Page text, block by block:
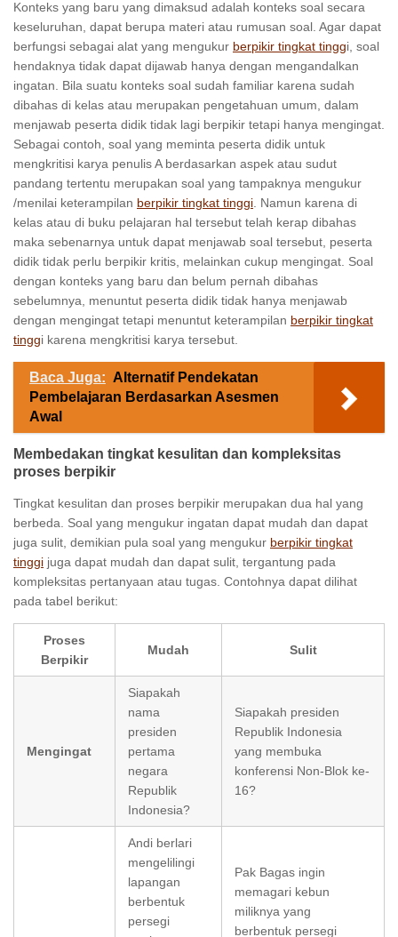
Konteks yang baru yang dimaksud adalah konteks soal secara
keseluruhan, dapat berupa materi atau rumusan soal. Agar dapat
berfungsi sebagai alat yang mengukur berpikir tingkat tinggi, soal
hendaknya tidak dapat dijawab hanya dengan mengandalkan
ingatan. Bila suatu konteks soal sudah familiar karena sudah
dibahas di kelas atau merupakan pengetahuan umum, dalam
menjawab peserta didik tidak lagi berpikir tetapi hanya mengingat.
Sebagai contoh, soal yang meminta peserta didik untuk
mengkritisi karya penulis A berdasarkan aspek atau sudut
pandang tertentu merupakan soal yang tampaknya mengukur
/menilai keterampilan berpikir tingkat tinggi . Namun karena di
kelas atau di buku pelajaran hal tersebut telah kerap dibahas
maka sebenarnya untuk dapat menjawab soal tersebut, peserta
didik tidak perlu berpikir kritis, melainkan cukup mengingat. Soal
dengan konteks yang baru dan belum pernah dibahas
sebelumnya, menuntut peserta didik tidak hanya menjawab
dengan mengingat tetapi menuntut keterampilan berpikir tingkat
tinggi karena mengkritisi karya tersebut.
Baca Juga: Alternatif Pendekatan
Pembelajaran Berdasarkan Asesmen
Awal
Membedakan tingkat kesulitan dan kompleksitas
proses berpikir
Tingkat kesulitan dan proses berpikir merupakan dua hal yang
berbeda. Soal yang mengukur ingatan dapat mudah dan dapat
juga sulit, demikian pula soal yang mengukur berpikir tingkat
tinggi juga dapat mudah dan dapat sulit, tergantung pada
kompleksitas pertanyaan atau tugas. Contohnya dapat dilihat
pada tabel berikut:
Proses
Berpikir
Mudah Sulit
Mengingat
Siapakah
nama
presiden
pertama
negara
Republik
Indonesia?
Siapakah presiden
Republik Indonesia
yang membuka
konferensi Non-Blok ke-
16?
Andi berlari
mengelilingi
lapangan
berbentuk
persegi
Pak Bagas ingin
memagari kebun
miliknya yang
berbentuk persegi